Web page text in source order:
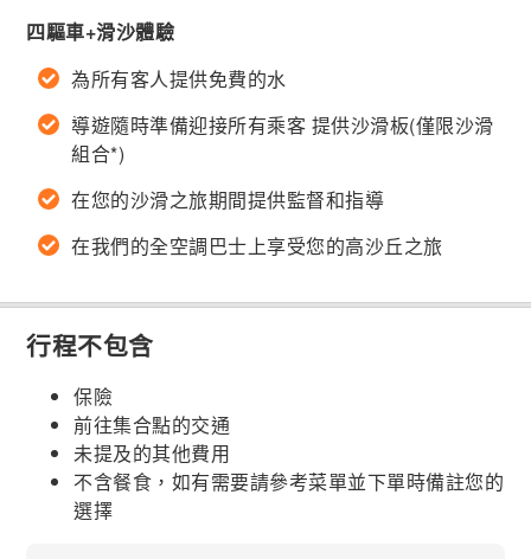
四驅車+滑沙體驗
為所有客人提供免費的水
導遊隨時準備迎接所有乘客 提供沙滑板(僅限沙滑
組合*)
在您的沙滑之旅期間提供監督和指導
在我們的全空調巴士上享受您的高沙丘之旅
行程不包含
保險
前往集合點的交通
未提及的其他費用
不含餐食，如有需要請參考菜單並下單時備註您的
選擇